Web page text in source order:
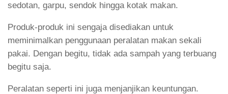
sedotan, garpu, sendok hingga kotak makan.
Produk-produk ini sengaja disediakan untuk
meminimalkan penggunaan peralatan makan sekali
pakai. Dengan begitu, tidak ada sampah yang terbuang
begitu saja.
Peralatan seperti ini juga menjanjikan keuntungan.